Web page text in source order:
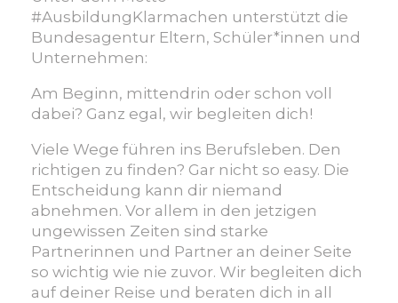
#AusbildungKlarmachen unterstützt die
Bundesagentur Eltern, Schüler*innen und
Unternehmen:
Am Beginn, mittendrin oder schon voll
dabei? Ganz egal, wir begleiten dich!
Viele Wege führen ins Berufsleben. Den
richtigen zu finden? Gar nicht so easy. Die
Entscheidung kann dir niemand
abnehmen. Vor allem in den jetzigen
ungewissen Zeiten sind starke
Partnerinnen und Partner an deiner Seite
so wichtig wie nie zuvor. Wir begleiten dich
auf deiner Reise und beraten dich in all